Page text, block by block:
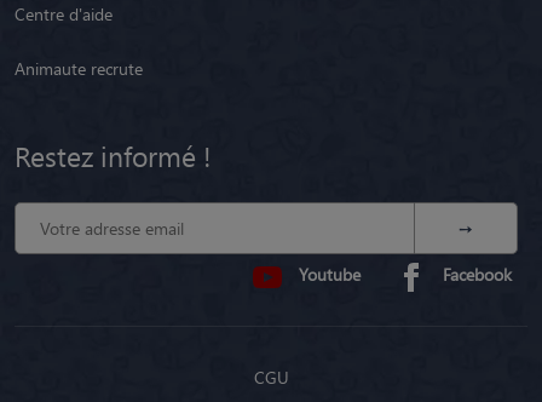
Centre d'aide
Animaute recrute
Restez informé !
Youtube Facebook
CGU